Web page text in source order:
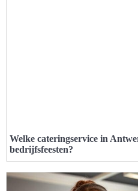
Welke cateringservice in
bedrijfsfeesten?